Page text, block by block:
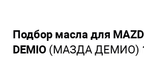
Подбор масла для
DEMIO (МАЗДА ДЕМИО)